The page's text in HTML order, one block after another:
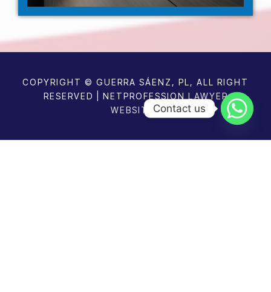
COPYRIGHT © GUERRA SÁENZ, PL, ALL RIGHT
RESERVED | NETPROFESSION LAWYER
WEBSITESContact us